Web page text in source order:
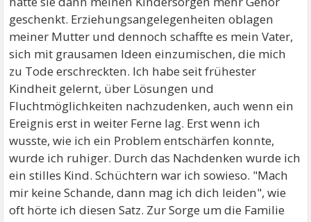
geschenkt. Erziehungsangelegenheiten oblagen
meiner Mutter und dennoch schaffte es mein Vater,
sich mit grausamen Ideen einzumischen, die mich
zu Tode erschreckten. Ich habe seit frühester
Kindheit gelernt, über Lösungen und
Fluchtmöglichkeiten nachzudenken, auch wenn ein
Ereignis erst in weiter Ferne lag. Erst wenn ich
wusste, wie ich ein Problem entschärfen konnte,
wurde ich ruhiger. Durch das Nachdenken wurde ich
ein stilles Kind. Schüchtern war ich sowieso. "Mach
mir keine Schande, dann mag ich dich leiden", wie
oft hörte ich diesen Satz. Zur Sorge um die Familie